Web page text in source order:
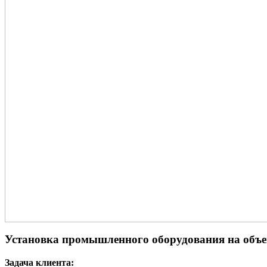
Установка промышленного оборудования на
Задача клиента: